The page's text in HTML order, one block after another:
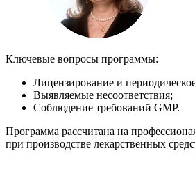
Ключевые вопросы программы:
Лицензирование и
Выявляемые несоответствия;
Соблюдение требований GMP.
Программа рассчитана на
при производстве лекарственных